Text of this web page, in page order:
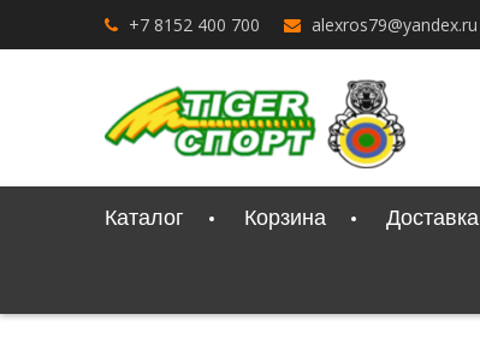
+7 8152 400 700 alexros79@yandex.ru
Каталог Корзина Доставка